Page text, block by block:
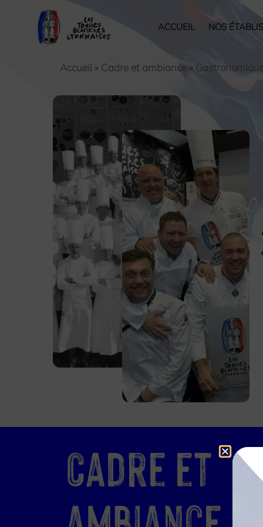
ACCUEIL NOS
Accueil » Cadre et ambiance »
Cadre et